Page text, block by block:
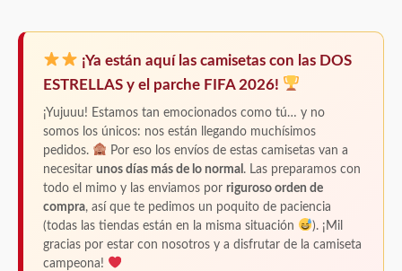
¡Ya están aquí las camisetas con las DOS
ESTRELLAS y el parche FIFA 2026!
¡Yujuuu! Estamos tan emocionados como tú… y no
somos los únicos: nos están llegando muchísimos
pedidos.
Por eso los envíos de estas camisetas van a
necesitar unos días más de lo normal . Las preparamos con
todo el mimo y las enviamos por riguroso orden de
compra, así que te pedimos un poquito de paciencia
(todas las tiendas están en la misma situación
). ¡Mil
gracias por estar con nosotros y a disfrutar de la camiseta
campeona!
Simón
Portero
España
Estrellas
cantidad